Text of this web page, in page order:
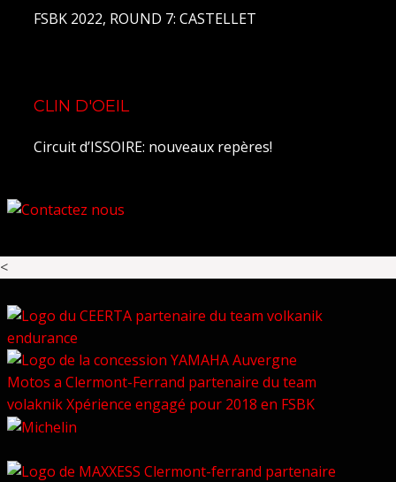
FSBK 2022, ROUND 7: CASTELLET
CLIN D'OEIL
Circuit d’ISSOIRE: nouveaux repères!
<